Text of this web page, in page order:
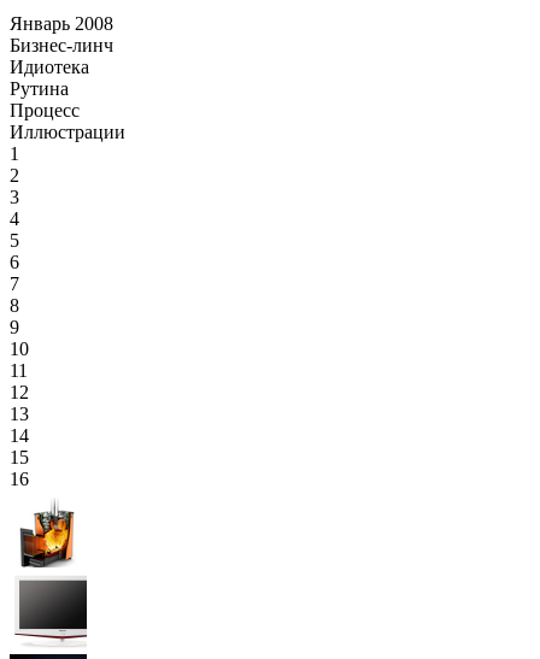
Январь 2008
Бизнес-линч
Идиотека
Рутина
Процесс
Иллюстрации
1
2
3
4
5
6
7
8
9
10
11
12
13
14
15
16